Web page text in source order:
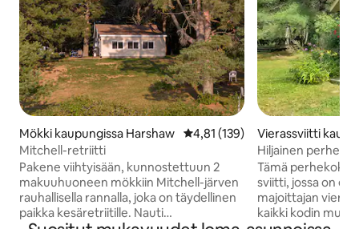
Mökki kaupungissa Harshaw Keskimääräinen arvio 4,81/5,
4,81 (139)
Mitchell-retriitti
Pakene viihtyisään, kunnostettuun 2
makuuhuoneen mökkiin Mitchell-järven
rauhallisella rannalla, joka on täydellinen
paikka kesäretriitille. Nauti
Vierassviitti
nelander
Hiljainen
järviä ja polkuja
Tämä
sviitti, jossa on
majoittajan
kaikki kodin